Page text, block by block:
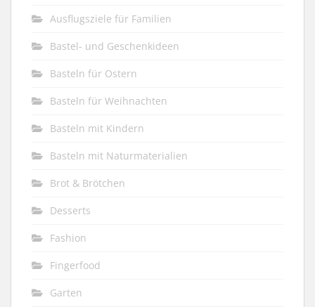
Ausflugsziele für Familien
Bastel- und Geschenkideen
Basteln für Ostern
Basteln für Weihnachten
Basteln mit Kindern
Basteln mit Naturmaterialien
Brot & Brötchen
Desserts
Fashion
Fingerfood
Garten